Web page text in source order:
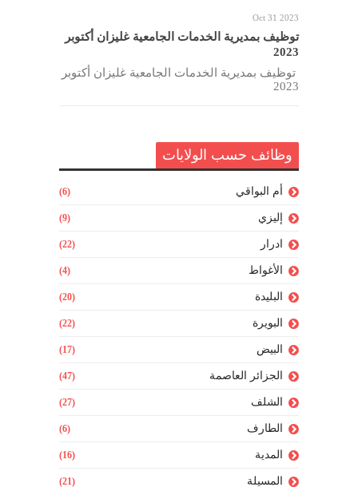
Oct 31 2023
توظيف بمديرية الخدمات الجامعية غليزان أكتوبر
2023
توظيف بمديرية الخدمات الجامعية غليزان أكتوبر
2023
وظائف حسب الولايات
أم البواقي (6)
إليزي (9)
ادرار (22)
الأغواط (4)
البليدة (20)
البويرة (22)
البيض (17)
الجزائر العاصمة (47)
الشلف (27)
الطارف (6)
المدية (16)
المسيلة (21)